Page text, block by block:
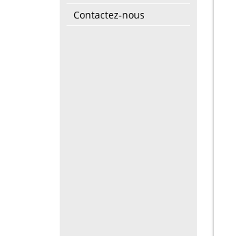
Contactez-nous